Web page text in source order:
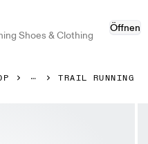
Shoes & Clothing
Öffnen
TRAIL RUNNING